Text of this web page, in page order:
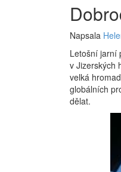
Napsala
Letošní jarní
v Jizerských
velká
globálních
dělat.